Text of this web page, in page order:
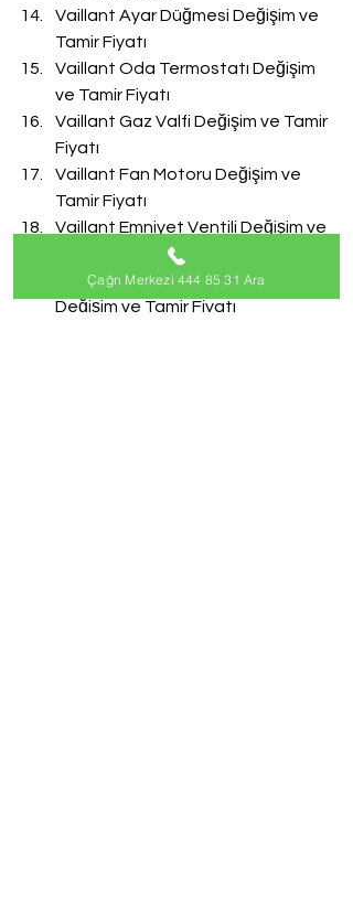
Vaillant Ayar Düğmesi Değişim ve
Tamir Fiyatı
Vaillant Oda Termostatı Değişim
ve Tamir Fiyatı
Vaillant Gaz Valfi Değişim ve Tamir
Fiyatı
Vaillant Fan Motoru Değişim ve
Tamir Fiyatı
Vaillant Emniyet Ventili Değişim ve
Vaillant Doldurma Musluğu
Değişim ve Tamir Fiyatı
Çağrı Merkezi 444 85 31 Ara